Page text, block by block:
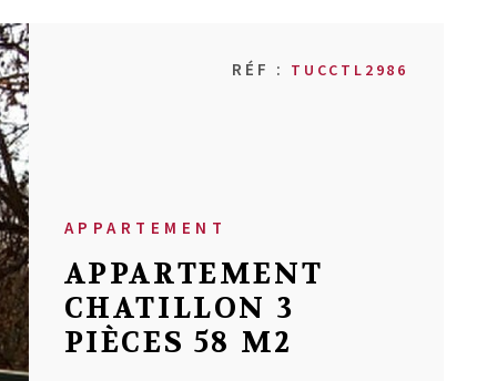
VENDRE
RÉF : TUCCTL2986
APPARTEMENT
APPARTEMENT
CHATILLON 3
PIÈCES 58 M2